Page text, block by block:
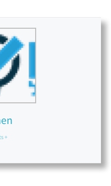
+ posts